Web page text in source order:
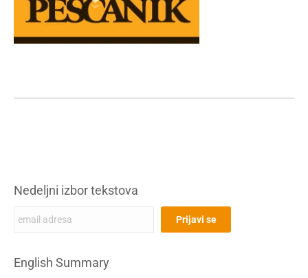
Nedeljni izbor tekstova
English Summary